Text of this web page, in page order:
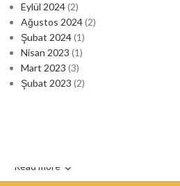
Eylül 2024(2)
Ağustos 2024(2)
Şubat 2024(1)
Nisan 2023 (1)
Mart 2023 (3)
Şubat 2023 (2)
Read more